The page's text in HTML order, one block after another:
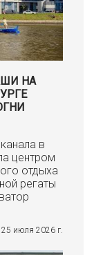
НА
в
центром
отдыха
регаты
25 июля 2026 г.